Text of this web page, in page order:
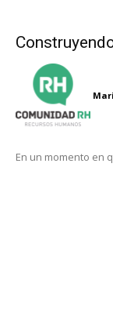
En un momento en